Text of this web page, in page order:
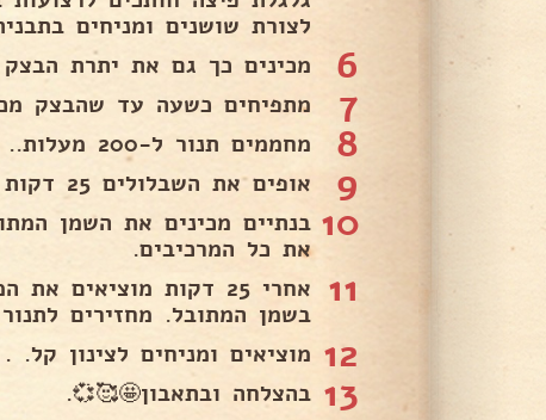
לצורת שושנים ומניחים
6 מכינים כך גם את יתרת הבצק
7 מתפיחים כשעה עד שהבצק
8 מחממים תנור ל-200 מעלות..
9 אופים את השבלולים 25 דקות עד שהמאפים זהובים ויציבים.
10 בנתיים מכינים את השמן
את כל המרכיבים.
11
אחרי 25 דקות
בשמן המתובל. מחזירים לתנור ואופים עוד 5
12 מוציאים ומניחים לצינון קל. .
13 בהצלחה ובתאבון🤩🥰💞.